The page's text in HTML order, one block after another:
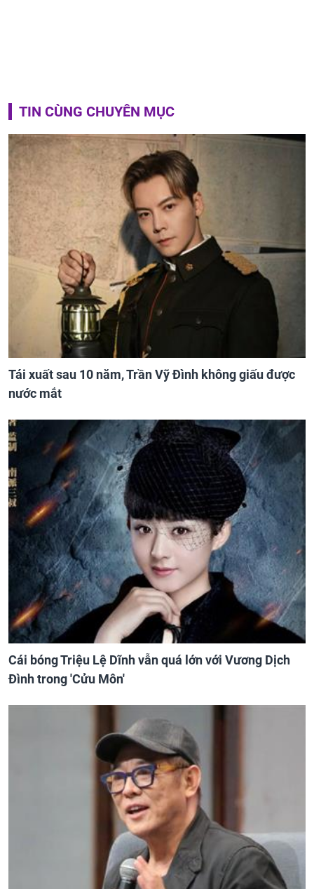
TIN CÙNG CHUYÊN MỤC
Tái xuất sau 10 năm, Trần Vỹ Đình không giấu được
nước mắt
Cái bóng Triệu Lệ Dĩnh vẫn quá lớn với Vương Dịch
Đình trong 'Cửu Môn'